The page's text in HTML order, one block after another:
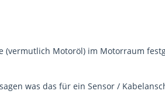
Motoröl) im Motorraum
was das für ein Sensor /